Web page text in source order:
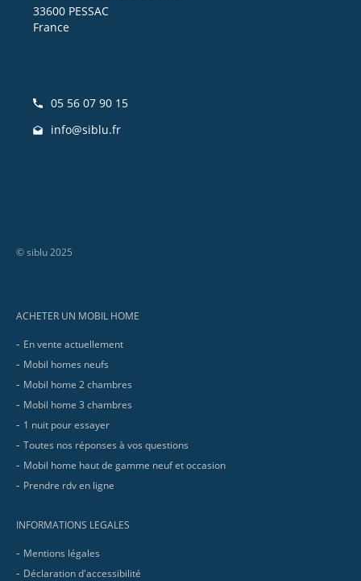
33600 PESSAC
France
05 56 07 90 15
info@siblu.fr
© siblu 2025
ACHETER UN MOBIL HOME
En vente actuellement
Mobil homes neufs
Mobil home 2 chambres
Mobil home 3 chambres
1 nuit pour essayer
Toutes nos réponses à vos questions
Mobil home haut de gamme neuf et occasion
Prendre rdv en ligne
INFORMATIONS LEGALES
Mentions légales
Déclaration d'accessibilité